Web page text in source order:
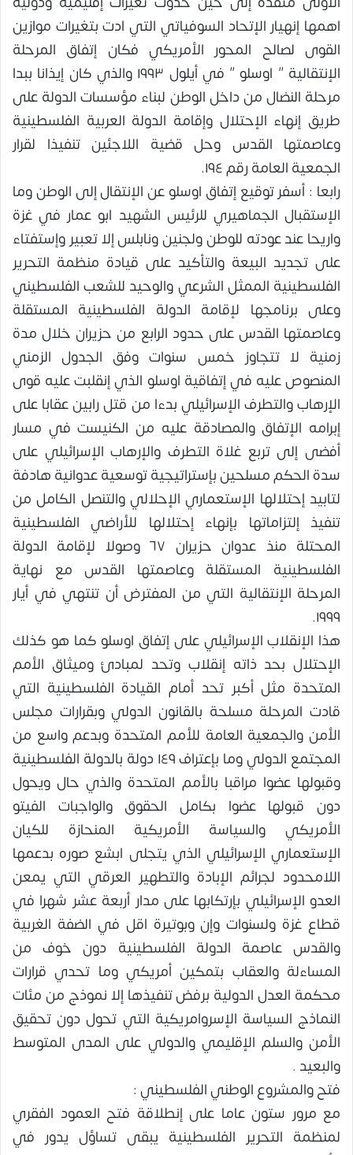
اهمها إنهيار الإتحاد السوفياتي التي ادت بتغيرات موازين
القوى لصالح المحور الأمريكي فكان إتفاق المرحلة
الإنتقالية ” اوسلو ” في أيلول ١٩٩٣ والذي كان إيذانا ببدا
مرحلة النضال من داخل الوطن لبناء مؤسسات الدولة على
طريق إنهاء الإحتلال وإقامة الدولة العربية الفلسطينية
وعاصمتها القدس وحل قضية اللاجئين تنفيذا لقرار
الجمعية العامة رقم ١٩٤.
رابعا : أسفر توقيع إتفاق اوسلو عن الإنتقال إلى الوطن وما
الإستقبال الجماهيري للرئيس الشهيد ابو عمار في غزة
واريحا عند عودته للوطن ولجنين ونابلس إلا تعبير وإستفتاء
على تجديد البيعة والتأكيد على قيادة منظمة التحرير
الفلسطينية الممثل الشرعي والوحيد للشعب الفلسطيني
وعلى برنامجها لإقامة الدولة الفلسطينية المستقلة
وعاصمتها القدس على حدود الرابع من حزيران خلال مدة
زمنية لا تتجاوز خمس سنوات وفق الجدول الزمني
المنصوص عليه في إتفاقية اوسلو الذي إنقلبت عليه قوى
الإرهاب والتطرف الإسرائيلي بدءا من قتل رابين عقابا على
إبرامه الإتفاق والمصادقة عليه من الكنيست في مسار
أفضى إلى تربع غلاة التطرف والإرهاب الإسرائيلي على
سدة الحكم مسلحين بإستراتيجية توسعية عدوانية هادفة
لتابيد إحتلالها الإستعماري الإحلالي والتنصل الكامل من
تنفيذ إلتزاماتها بإنهاء إحتلالها للأراضي الفلسطينية
المحتلة منذ عدوان حزيران ٦٧ وصولا لإقامة الدولة
الفلسطينية المستقلة وعاصمتها القدس مع نهاية
المرحلة الإنتقالية التي من المفترض أن تنتهي في أيار
١٩٩٩.
هذا الإنقلاب الإسرائيلي على إتفاق اوسلو كما هو كذلك
الإحتلال بحد ذاته إنقلاب وتحد لمبادئ وميثاق الأمم
المتحدة مثل أكبر تحد أمام القيادة الفلسطينية التي
قادت المرحلة مسلحة بالقانون الدولي وبقرارات مجلس
الأمن والجمعية العامة للأمم المتحدة وبدعم واسع من
المجتمع الدولي وما بإعتراف ١٤٩ دولة بالدولة الفلسطينية
وقبولها عضوا مراقبا بالأمم المتحدة والذي حال ويحول
دون قبولها عضوا بكامل الحقوق والواجبات الفيتو
الأمريكي والسياسة الأمريكية المنحازة للكيان
الإستعماري الإسرائيلي الذي يتجلى ابشع صوره بدعمها
اللامحدود لجرائم الإبادة والتطهير العرقي التي يمعن
العدو الإسرائيلي بإرتكابها على مدار أربعة عشر شهرا في
قطاع غزة ولسنوات وإن وبوتيرة اقل في الضفة الغربية
والقدس عاصمة الدولة الفلسطينية دون خوف من
المساءلة والعقاب بتمكين أمريكي وما تحدي قرارات
محكمة العدل الدولية برفض تنفيذها إلا نموذج من مئات
النماذج السياسة الإسروامريكية التي تحول دون تحقيق
الأمن والسلم الإقليمي والدولي على المدى المتوسط
والبعيد .
فتح والمشروع الوطني الفلسطيني :
مع مرور ستون عاما على إنطلاقة فتح العمود الفقري
لمنظمة التحرير الفلسطينية يبقى تساؤل يدور في